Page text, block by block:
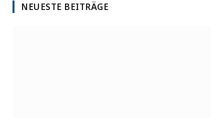
NEUESTE BEITRÄGE